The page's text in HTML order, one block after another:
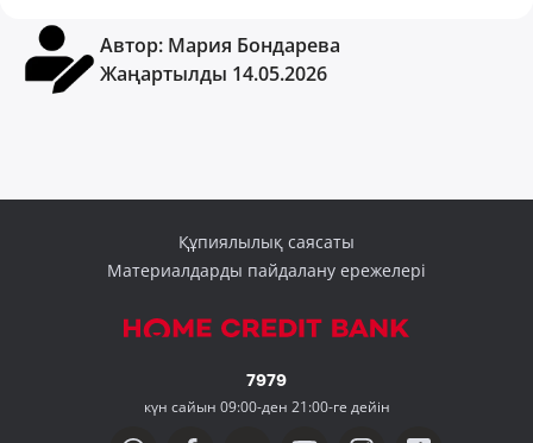
Автор: Мария Бондарева
Жаңартылды 14.05.2026
Құпиялылық саясаты
Материалдарды пайдалану ережелері
7979
күн сайын 09:00-ден 21:00-ге дейін